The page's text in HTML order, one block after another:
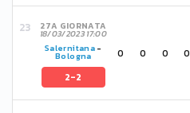
27A GIORNATA
18/03/2023 17:00
Salernitana-
Bologna
2-2
0 0 0 0